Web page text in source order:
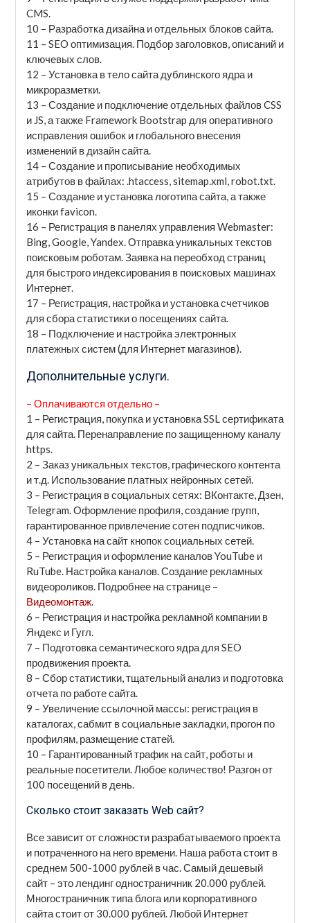
CMS.
10 – Разработка дизайна и отдельных блоков сайта.
11 – SEO оптимизация. Подбор заголовков, описаний и
ключевых слов.
12 – Установка в тело сайта дублинского ядра и
микроразметки.
13 – Создание и подключение отдельных файлов CSS
и JS, а также Framework Bootstrap для оперативного
исправления ошибок и глобального внесения
изменений в дизайн сайта.
14 – Создание и прописывание необходимых
атрибутов в файлах: .htaccess, sitemap.xml, robot.txt.
15 – Создание и установка логотипа сайта, а также
иконки favicon.
16 – Регистрация в панелях управления Webmaster:
Bing, Google, Yandex. Отправка уникальных текстов
поисковым роботам. Заявка на переобход страниц
для быстрого индексирования в поисковых машинах
Интернет.
17 – Регистрация, настройка и установка счетчиков
для сбора статистики о посещениях сайта.
18 – Подключение и настройка электронных
платежных систем (для Интернет магазинов).
Дополнительные услуги.
– Оплачиваются отдельно –
1 – Регистрация, покупка и установка SSL сертификата
для сайта. Перенаправление по защищенному каналу
https.
2 – Заказ уникальных текстов, графического контента
и т.д. Использование платных нейронных сетей.
3 – Регистрация в социальных сетях: ВКонтакте, Дзен,
Telegram. Оформление профиля, создание групп,
гарантированное привлечение сотен подписчиков.
4 – Установка на сайт кнопок социальных сетей.
5 – Регистрация и оформление каналов YouTube и
RuTube. Настройка каналов. Создание рекламных
видеороликов. Подробнее на странице –
Видеомонтаж.
6 – Регистрация и настройка рекламной компании в
Яндекс и Гугл.
7 – Подготовка семантического ядра для SEO
продвижения проекта.
8 – Сбор статистики, тщательный анализ и подготовка
отчета по работе сайта.
9 – Увеличение ссылочной массы: регистрация в
каталогах, сабмит в социальные закладки, прогон по
профилям, размещение статей.
10 – Гарантированный трафик на сайт, роботы и
реальные посетители. Любое количество! Разгон от
100 посещений в день.
Сколько стоит заказать Web сайт?
Все зависит от сложности разрабатываемого проекта
и потраченного на него времени. Наша работа стоит в
среднем 500-1000 рублей в час. Самый дешевый
сайт – это лендинг одностраничник 20.000 рублей.
Многостраничник типа блога или корпоративного
сайта стоит от 30.000 рублей. Любой Интернет